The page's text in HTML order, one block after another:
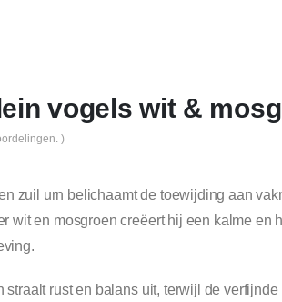
vogels wit &
)
zuil urn belichaamt de toewijding aan
wit en mosgroen creëert hij een kalme en
straalt rust en balans uit, terwijl de